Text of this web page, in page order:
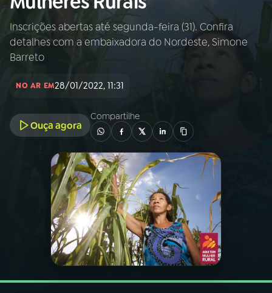
AO VIVO
01INÍCIO
02A RÁDIO
03PROGRAMAÇÃO
PROGRAMAS
PODCASTS
VIDEOCASTS
07ÚLTIMAS
Inscrições abertas até segunda-feira (31). Confira
detalhes com a embaixadora do Nordeste, Simone
Barreto
NO AR EM28/01/2022, 11:31
Ouça agora
Compartilhe